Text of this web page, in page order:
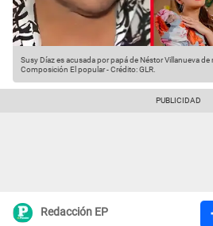
Susy Díaz es acusada por papá de Néstor Villanueva de
Composición El popular-Crédito: GLR.
Redacción EP